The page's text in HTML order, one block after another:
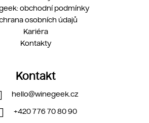
obchodní podmínky
osobních údajů
Kariéra
Kontakty
Kontakt
hello@winegeek.cz
+420 776 70 80 90